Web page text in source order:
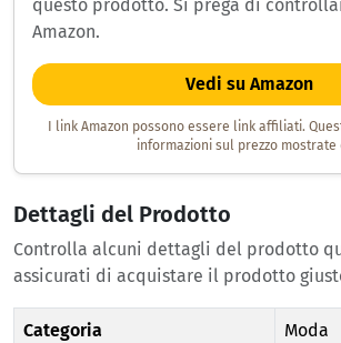
questo prodotto. Si prega di
Amazon.
Vedi su Amazon
I link Amazon possono essere link affiliati.
informazioni sul prezzo mostrate
Dettagli del Prodotto
Controlla alcuni dettagli del prodotto
assicurati di acquistare il prodotto
Categoria Moda